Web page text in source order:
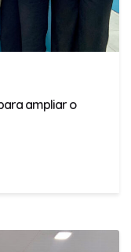
ampliar o